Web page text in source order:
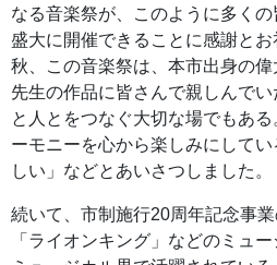
なる音楽祭が、このように多く
盛大に開催できることに感謝と
秋、この音楽祭は、本市出身の
先生の作品に皆さんで親しんで
と人とをつなぐ大切な場でもあ
ーモニーを心から楽しみにして
しい」などとあいさつしました。
続いて、市制施行20周年記念事業
「ライオンキング」などのミュ